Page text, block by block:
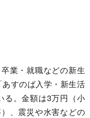
業・就職などの新生
すのば入学・新生活
る。金額は3万円（小
、震災や水害などの